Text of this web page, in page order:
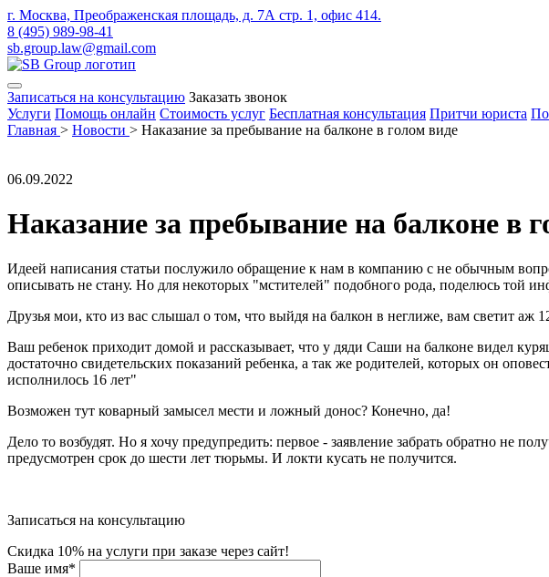
г. Москва, Преображенская площадь, д. 7А стр. 1, офис 414.
8 (495) 989-98-41
sb.group.law@gmail.com
Записаться на консультацию Заказать звонок
Услуги Помощь онлайн Стоимость услуг Бесплатная консультация Притчи юриста
Главная > Новости > Наказание за пребывание на балконе в голом виде
06.09.2022
Наказание за пребывание на балконе в
Идеей написания статьи послужило обращение к нам в компанию с не обычным
описывать не стану. Но для некоторых "мстителей" подобного рода, поделюсь той
Друзья мои, кто из вас слышал о том, что выйдя на балкон в неглиже, вам светит аж
Ваш ребенок приходит домой и рассказывает, что у дяди Саши на балконе видел
достаточно свидетельских показаний ребенка, а так же родителей, которых он
исполнилось 16 лет"
Возможен тут коварный замысел мести и ложный донос? Конечно, да!
Дело то возбудят. Но я хочу предупредить: первое - заявление забрать обратно не
предусмотрен срок до шести лет тюрьмы. И локти кусать не получится.
Записаться на консультацию
Скидка 10% на услуги при заказе через сайт!
Ваше имя*